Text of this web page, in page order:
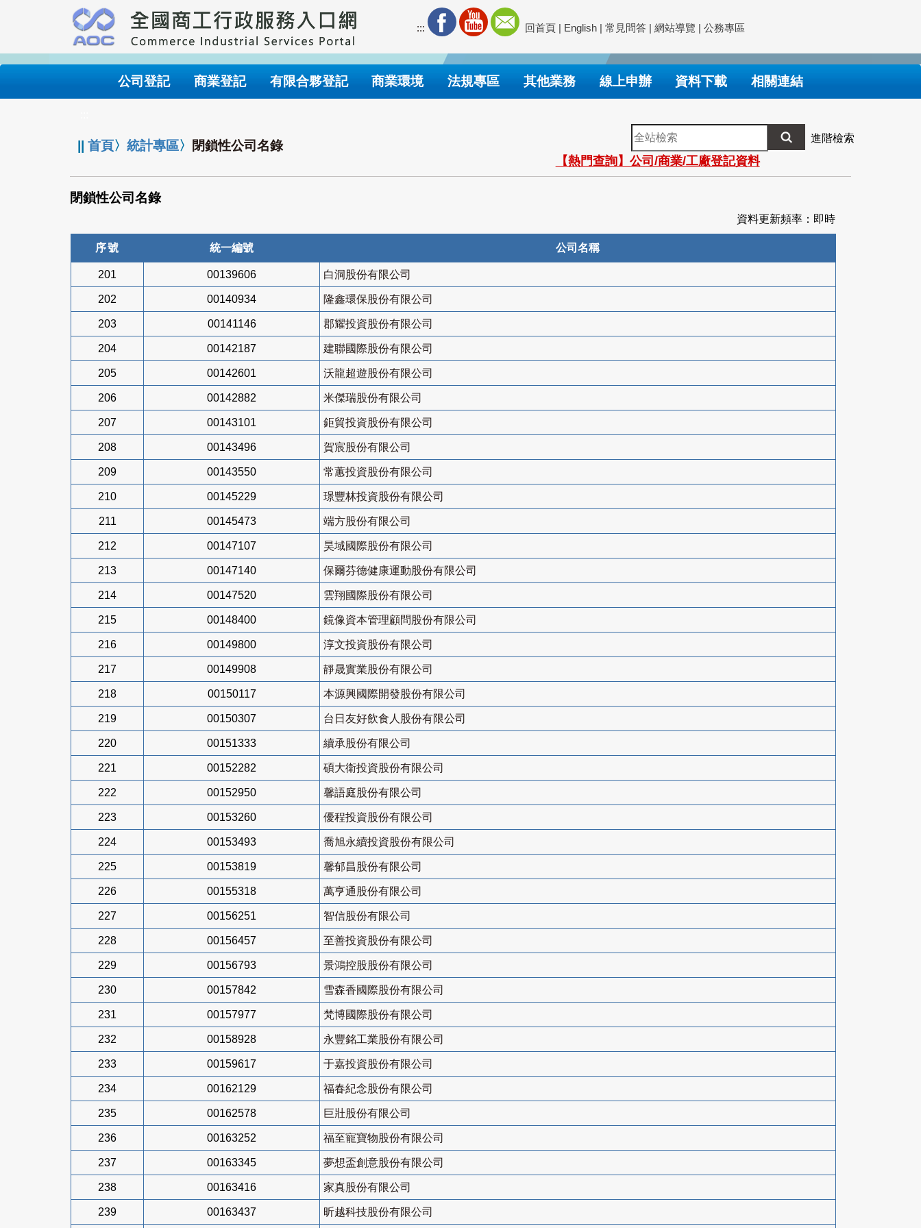
要
內
::: 回首頁 | English | 常見問答 | 網站導覽 | 公務專區
公司登記 商業登記 有限合夥登記 商業環境 法規專區 其他業務 線上申辦 資料下載 相關連結
||首頁〉統計專區〉 閉鎖性公司名錄
全
站
檢
索
進階檢索
【熱門查詢】公司/商業/工廠登記資料
閉鎖性公司名錄
資料更新頻率：即時
序號 統一編號 公司名稱
201 00139606 白洞股份有限公司
202 00140934 隆鑫環保股份有限公司
203 00141146 郡耀投資股份有限公司
204 00142187 建聯國際股份有限公司
205 00142601 沃龍超遊股份有限公司
206 00142882 米傑瑞股份有限公司
207 00143101 鉅貿投資股份有限公司
208 00143496 賀宸股份有限公司
209 00143550 常蕙投資股份有限公司
210 00145229 璟豐林投資股份有限公司
211 00145473 端方股份有限公司
212 00147107 昊域國際股份有限公司
213 00147140 保爾芬德健康運動股份有限公司
214 00147520 雲翔國際股份有限公司
215 00148400 鏡像資本管理顧問股份有限公司
216 00149800 淳文投資股份有限公司
217 00149908 靜晟實業股份有限公司
218 00150117 本源興國際開發股份有限公司
219 00150307 台日友好飲食人股份有限公司
220 00151333 續承股份有限公司
221 00152282 碩大衛投資股份有限公司
222 00152950 馨語庭股份有限公司
223 00153260 優程投資股份有限公司
224 00153493 喬旭永續投資股份有限公司
225 00153819 馨郁昌股份有限公司
226 00155318 萬亨通股份有限公司
227 00156251 智信股份有限公司
228 00156457 至善投資股份有限公司
229 00156793 景鴻控股股份有限公司
230 00157842 雪森香國際股份有限公司
231 00157977 梵博國際股份有限公司
232 00158928 永豐銘工業股份有限公司
233 00159617 于嘉投資股份有限公司
234 00162129 福春紀念股份有限公司
235 00162578 巨壯股份有限公司
236 00163252 福至寵寶物股份有限公司
237 00163345 夢想盃創意股份有限公司
238 00163416 家真股份有限公司
239 00163437 昕越科技股份有限公司